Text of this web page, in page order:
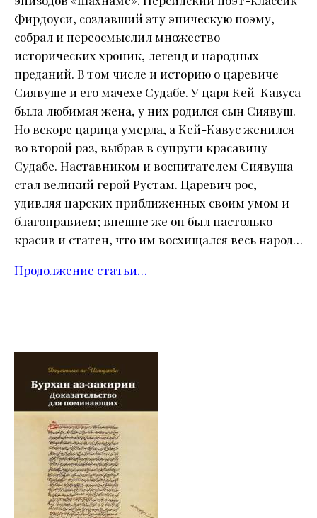
Фирдоуси, создавший эту эпическую поэму,
собрал и переосмыслил множество
исторических хроник, легенд и народных
преданий. В том числе и историю о царевиче
Сиявуше и его мачехе Судабе. У царя Кей-Кавуса
была любимая жена, у них родился сын Сиявуш.
Но вскоре царица умерла, а Кей-Кавус женился
во второй раз, выбрав в супруги красавицу
Судабе. Наставником и воспитателем Сиявуша
стал великий герой Рустам. Царевич рос,
удивляя царских приближенных своим умом и
благонравием; внешне же он был настолько
красив и статен, что им восхищался весь народ…
Продолжение статьи…